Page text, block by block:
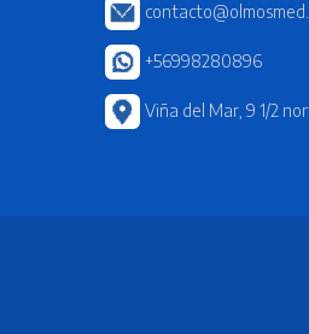
+56998280896
Viña del Mar, 9 1/2